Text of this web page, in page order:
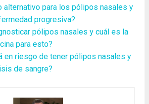
alternativo para los pólipos nasales y
progresiva?
pólipos nasales y cuál es la
para esto?
en riesgo de tener pólipos nasales y
de sangre?